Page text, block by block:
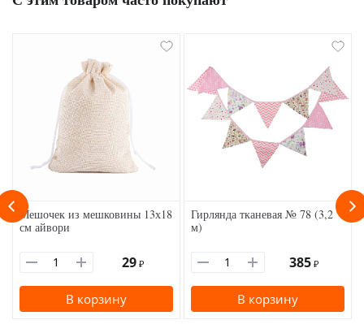
Мешочек из мешковины 13х18
см айвори
29 ₽
В корзину
Гирлянда тканевая № 78 (3,2
м)
385 ₽
В корзину